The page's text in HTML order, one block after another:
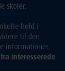
skoler.
hold i
til den
informationer.
interesserede